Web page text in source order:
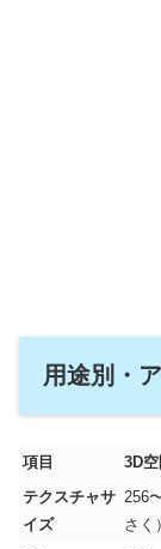
用途別・
項目 3D
テクスチャサ
イズ
256
さく）